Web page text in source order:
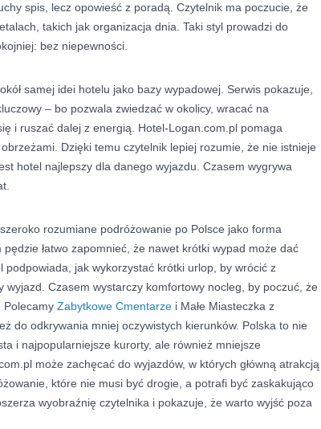
spis, lecz opowieść z poradą. Czytelnik ma poczucie, że
takich jak organizacja dnia. Taki styl prowadzi do
bez niepewności.
samej idei hotelu jako bazy wypadowej. Serwis pokazuje,
– bo pozwala zwiedzać w okolicy, wracać na
i ruszać dalej z energią. Hotel-Logan.com.pl pomaga
Dzięki temu czytelnik lepiej rozumie, że nie istnieje
hotel najlepszy dla danego wyjazdu. Czasem wygrywa
rozumiane podróżowanie po Polsce jako forma
łatwo zapomnieć, że nawet krótki wypad może dać
podpowiada, jak wykorzystać krótki urlop, by wrócić z
wyjazd. Czasem wystarczy komfortowy nocleg, by poczuć, że
Polecamy Zabytkowe Cmentarze i Małe Miasteczka z
do odkrywania mniej oczywistych kierunków. Polska to nie
i najpopularniejsze kurorty, ale również mniejsze
może zachęcać do wyjazdów, w których główną atrakcją
które nie musi być drogie, a potrafi być zaskakująco
wyobraźnię czytelnika i pokazuje, że warto wyjść poza